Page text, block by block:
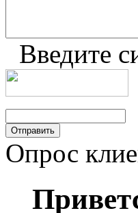
Введите
Опрос